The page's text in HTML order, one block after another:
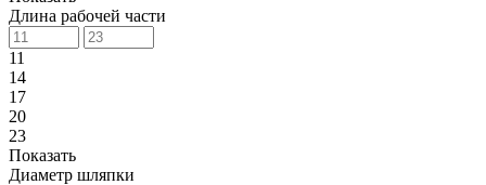
Длина рабочей части
11
14
17
20
23
Показать
Диаметр шляпки